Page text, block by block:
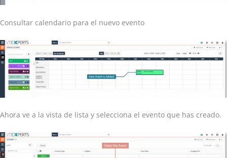
Consultar calendario para el nuevo evento
Ahora ve a la vista de lista y selecciona el evento que has creado.